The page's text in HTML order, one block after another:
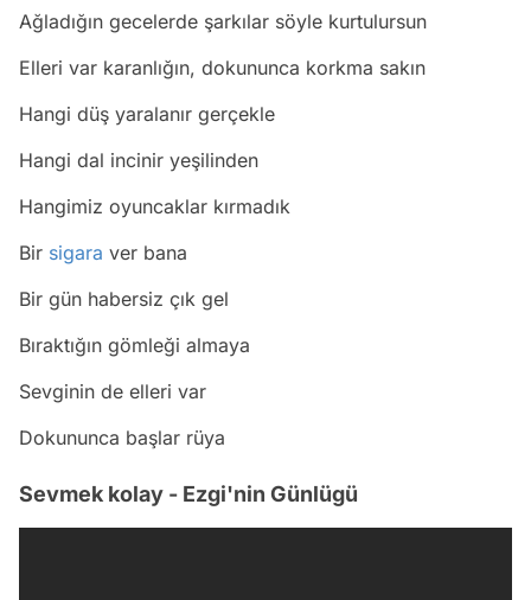
Ağladığın gecelerde şarkılar söyle kurtulursun
Elleri var karanlığın, dokununca korkma sakın
Hangi düş yaralanır gerçekle
Hangi dal incinir yeşilinden
Hangimiz oyuncaklar kırmadık
Bir sigara ver bana
Bir gün habersiz çık gel
Bıraktığın gömleği almaya
Sevginin de elleri var
Dokununca başlar rüya
Sevmek kolay - Ezgi'nin Günlügü